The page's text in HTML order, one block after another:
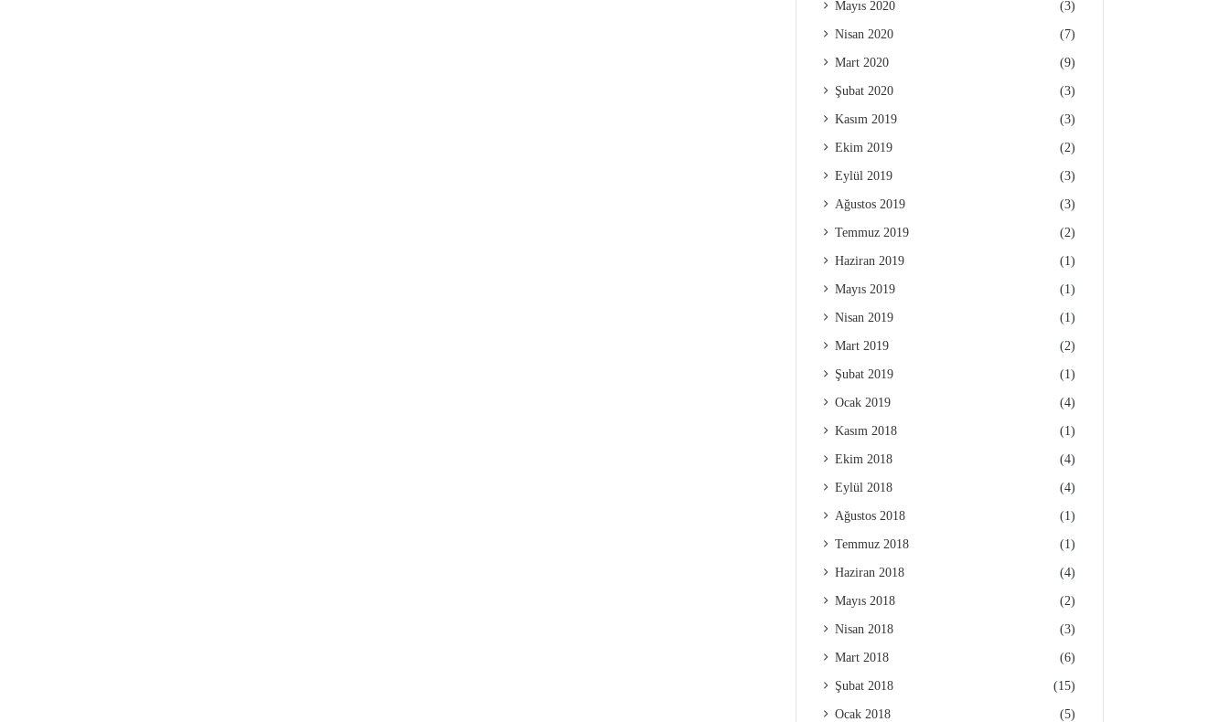
Mayıs 2020 (3)
Nisan 2020 (7)
Mart 2020 (9)
Şubat 2020 (3)
Kasım 2019 (3)
Ekim 2019 (2)
Eylül 2019 (3)
Ağustos 2019 (3)
Temmuz 2019 (2)
Haziran 2019 (1)
Mayıs 2019 (1)
Nisan 2019 (1)
Mart 2019 (2)
Şubat 2019 (1)
Ocak 2019 (4)
Kasım 2018 (1)
Ekim 2018 (4)
Eylül 2018 (4)
Ağustos 2018 (1)
Temmuz 2018 (1)
Haziran 2018 (4)
Mayıs 2018 (2)
Nisan 2018 (3)
Mart 2018 (6)
Şubat 2018 (15)
Ocak 2018 (5)